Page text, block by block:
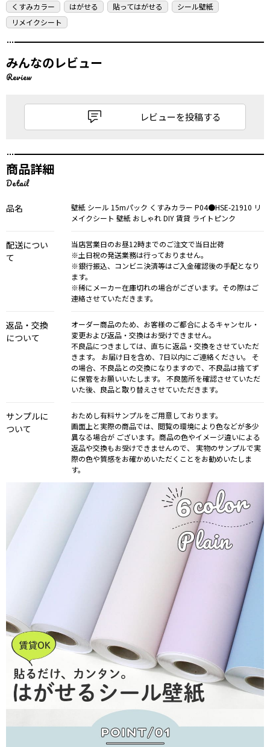
くすみカラー はがせる 貼ってはがせる
シール壁紙
リメイクシート
みんなのレビュー
Review
レビューを投稿する
商品詳細
Detail
品名
壁紙 シール 15mパック くすみカラー P04●HSE-21910 リ
メイクシート 壁紙 おしゃれ DIY 賃貸 ライトピンク
配送につい
て
当店営業日のお昼12時までのご注文で当日出荷
※土日祝の発送業務は行っておりません。
※銀行振込、コンビニ決済等はご入金確認後の手配となり
ます。
※稀にメーカー在庫切れの場合がございます。その際はご
連絡させていただきます。
返品・交換
について
オーダー商品のため、お客様のご都合によるキャンセル・
変更および返品・交換はお受けできません。
不良品につきましては、直ちに返品・交換をさせていただ
きます。 お届け日を含め、7日以内にご連絡ください。 そ
の場合、不良品との交換になりますので、不良品は捨てず
に保管をお願いいたします。 不良箇所を確認させていただ
いた後、良品と取り替えさせていただきます。
サンプルに
ついて
おためし有料サンプルをご用意しております。
画面上と実際の商品では、閲覧の環境により色などが多少
異なる場合が ございます。商品の色やイメージ違いによる
返品や交換もお受けできませんので、 実物のサンプルで実
際の色や質感をお確かめいただくことをお勧めいたしま
す。